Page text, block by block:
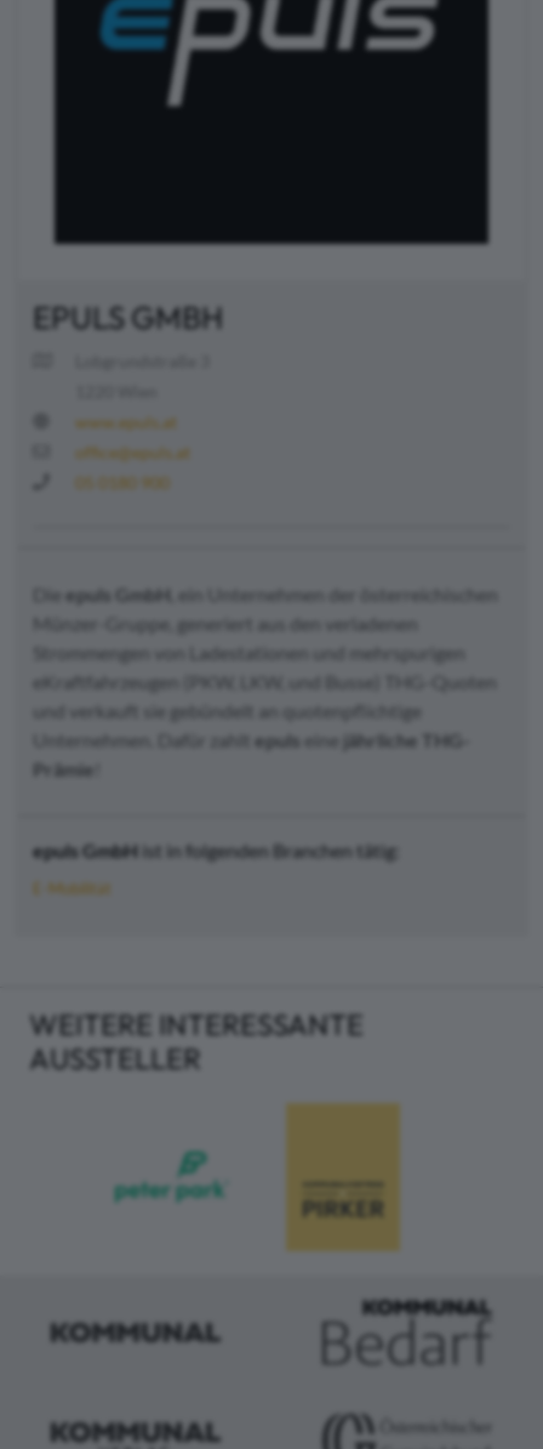
EPULS GMBH
www.epuls.at
office@epuls.at
05 0180 900
Die epuls GmbH , ein Unternehmen der österreichischen
Münzer-Gruppe, generiert aus den verladenen
Strommengen von Ladestationen und mehrspurigen
eKraftfahrzeugen (PKW, LKW, und Busse) THG-Quoten
und verkauft sie gebündelt an quotenpflichtige
Unternehmen. Dafür zahlt epuls eine jährliche THG-
Prämie
epuls GmbH ist in folgenden Branchen tätig:
E-Mobilität
WEITERE INTERESSANTE
AUSSTELLER